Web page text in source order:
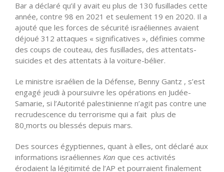
Bar a déclaré qu’il y avait eu plus de 130 fusillades cette
année, contre 98 en 2021 et seulement 19 en 2020. Il a
ajouté que les forces de sécurité israéliennes avaient
déjoué 312 attaques « significatives », définies comme
des coups de couteau, des fusillades, des attentats-
suicides et des attentats à la voiture-bélier.
Le ministre israélien de la Défense, Benny Gantz , s’est
engagé jeudi à poursuivre les opérations en Judée-
Samarie, si l’Autorité palestinienne n’agit pas contre une
recrudescence du terrorisme qui a fait plus de
80 morts ou blessés depuis mars.
Des sources égyptiennes, quant à elles, ont déclaré aux
informations israéliennes Kan que ces activités
érodaient la légitimité de l’AP et pourraient finalement